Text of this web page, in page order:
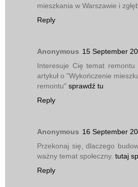
mieszkania w Warszawie i
Reply
Anonymous 15 September
Interesuje Cię temat remontu
artykuł o "Wykończenie
remontu" sprawdź tu
Reply
Anonymous 16 September
Przekonaj się, dlaczego
ważny temat społeczny. tutaj
Reply